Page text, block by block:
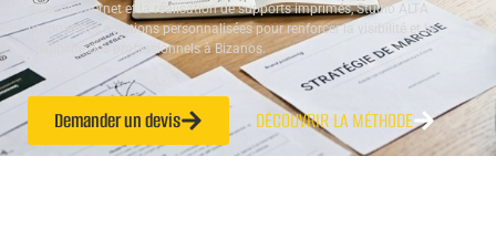
de sites internet et la réalisation de supports imprimés, Studio ALTA
propose des solutions personnalisées pour renforcer la visibilité et la
crédibilité des professionnels à Bizanos.
Demander un devis DÉCOUVRIR LA MÉTHODE